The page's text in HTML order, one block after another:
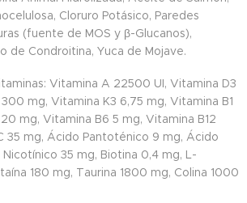
Cloruro Potásico, Paredes
(fuente de MOS y β-Glucanos),
de Condroitina, Yuca de Mojave.
Vitamina A 22500 UI, Vitamina D3
mg, Vitamina K3 6,75 mg, Vitamina B1
mg, Vitamina B6 5 mg, Vitamina B12
35 mg, Ácido Pantoténico 9 mg, Ácido
Nicotínico 35 mg, Biotina 0,4 mg, L-
180 mg, Taurina 1800 mg, Colina 1000